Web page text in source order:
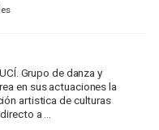
Grupo de danza y
en sus actuaciones la
artistica de culturas
a ...